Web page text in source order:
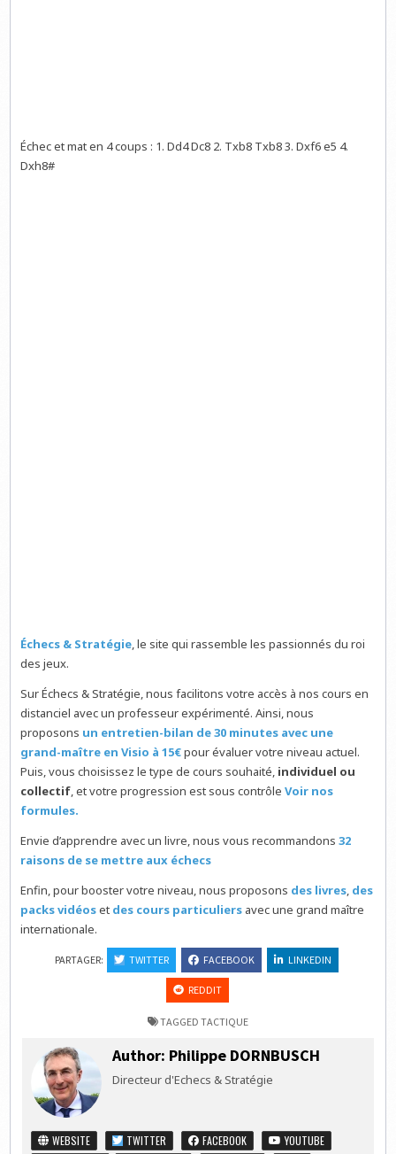
Échec et mat en 4 coups : 1. Dd4 Dc8 2. Txb8 Txb8 3. Dxf6 e5 4.
Dxh8#
Échecs & Stratégie, le site qui rassemble les passionnés du roi
des jeux.
Sur Échecs & Stratégie, nous facilitons votre accès à nos cours en
distanciel avec un professeur expérimenté. Ainsi, nous
proposons un entretien-bilan de 30 minutes avec une
grand-maître en Visio à 15€pour évaluer votre niveau actuel.
Puis, vous choisissez le type de cours souhaité, individuel ou
collectif, et votre progression est sous contrôleVoir nos
formules.
Envie d’apprendre avec un livre, nous vous recommandons32
raisons de se mettre aux échecs
Enfin, pour booster votre niveau, nous proposons des livres, des
packs vidéoset des cours particuliers avec une grand maître
internationale.
PARTAGER: TWITTER FACEBOOK LINKEDIN
REDDIT
TAGGED TACTIQUE
Author: Philippe DORNBUSCH
Directeur d'Echecs & Stratégie
WEBSITE TWITTER FACEBOOK
YOUTUBE